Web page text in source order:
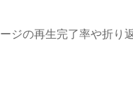
ジの再生完了率や折り